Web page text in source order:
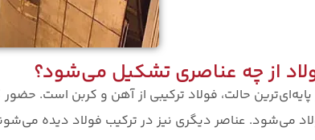
از چه عناصری تشکیل می‌شود؟
می‌شود. عناصر دیگری نیز در ترکیب فولاد دیده